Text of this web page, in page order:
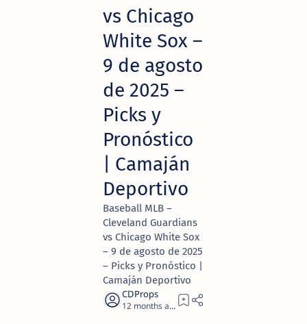
vs Chicago
White Sox –
9 de agosto
de 2025 –
Picks y
Pronóstico
| Camaján
Deportivo
Baseball MLB –
Cleveland Guardians
vs Chicago White Sox
– 9 de agosto de 2025
– Picks y Pronóstico |
Camaján Deportivo
12 months ago 2